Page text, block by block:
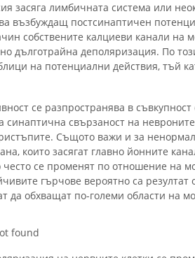
засяга лимбичната система или
възбуждащ постсинаптичен
собствените калциеви канали на
дълготрайна деполяризация. По
на потенциални действия, тъй
се разпространява в
синаптична свързаност на
Същото важи и за
които засягат главно йонните
се променят по отношение на
гърчове вероятно са
да обхващат по-големи области на
found